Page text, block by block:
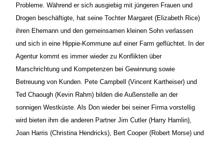
Probleme. Während er sich ausgiebig mit jüngeren Frauen und
Drogen beschäftigte, hat seine Tochter Margaret (Elizabeth Rice)
ihren Ehemann und den gemeinsamen kleinen Sohn verlassen
und sich in eine Hippie-Kommune auf einer Farm geflüchtet. In der
Agentur kommt es immer wieder zu Konflikten über
Marschrichtung und Kompetenzen bei Gewinnung sowie
Betreuung von Kunden. Pete Campbell (Vincent Kartheiser) und
Ted Chaough (Kevin Rahm) bilden die Außenstelle an der
sonnigen Westküste. Als Don wieder bei seiner Firma vorstellig
wird bieten ihm die anderen Partner Jim Cutler (Harry Hamlin),
Joan Harris (Christina Hendricks), Bert Cooper (Robert Morse) und